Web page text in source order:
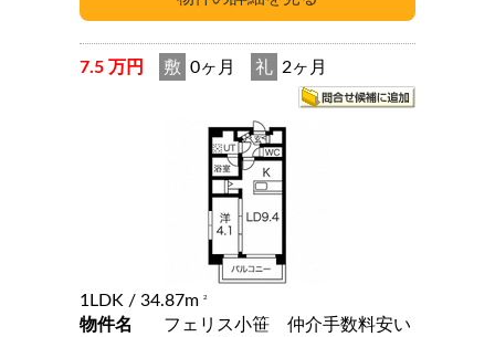
7.5 万円 敷 0ヶ月 礼 2ヶ月
1LDK / 34.87m 2
物件名
フェリス小笹 仲介手数料安い